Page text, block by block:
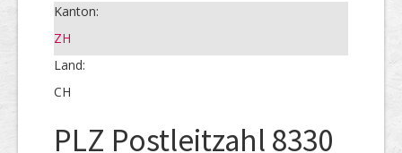
Kanton:
ZH
Land:
CH
PLZ Postleitzahl 8330